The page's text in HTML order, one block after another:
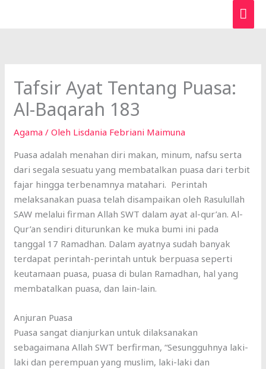
Tafsir Ayat Tentang Puasa:
Al-Baqarah 183
Agama / Oleh Lisdania Febriani Maimuna
Puasa adalah menahan diri makan, minum, nafsu serta
dari segala sesuatu yang membatalkan puasa dari terbit
fajar hingga terbenamnya matahari. Perintah
melaksanakan puasa telah disampaikan oleh Rasulullah
SAW melalui firman Allah SWT dalam ayat al-qur’an. Al-
Qur’an sendiri diturunkan ke muka bumi ini pada
tanggal 17 Ramadhan. Dalam ayatnya sudah banyak
terdapat perintah-perintah untuk berpuasa seperti
keutamaan puasa, puasa di bulan Ramadhan, hal yang
membatalkan puasa, dan lain-lain.
Anjuran Puasa
Puasa sangat dianjurkan untuk dilaksanakan
sebagaimana Allah SWT berfirman, “Sesungguhnya laki-
laki dan perempuan yang muslim, laki-laki dan